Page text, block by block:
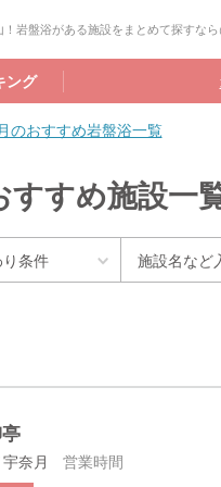
岩盤浴がある施設をまとめて探すな
ング
のおすすめ岩盤浴一覧
すめ施設一
奈月 営業時間